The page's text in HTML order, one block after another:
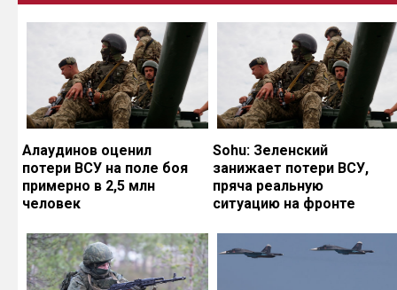
Алаудинов оценил
потери ВСУ на поле боя
примерно в 2,5 млн
человек
Sohu: Зеленский
занижает потери ВСУ,
пряча реальную
ситуацию на фронте